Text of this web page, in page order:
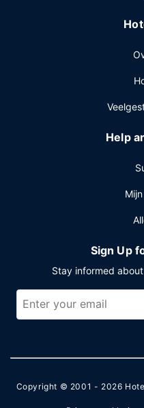
Help
Sign Up
Stay informed
Copyright © 2001 - 2026